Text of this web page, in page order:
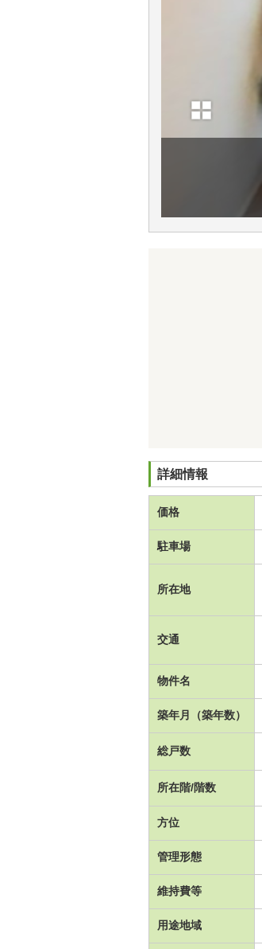
詳細情報
価格
駐車場
所在地
交通
物件名
築年月（築年数）
総戸数
所在階/階数
方位
管理形態
維持費等
用途地域